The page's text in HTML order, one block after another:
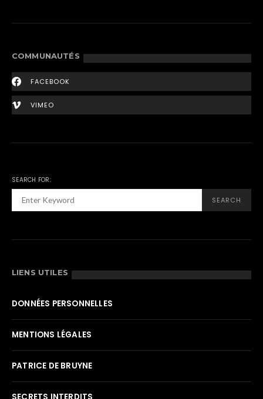
COMMUNAUTÉS
FACEBOOK
VIMEO
SEARCH FOR:
SEARCH
LIENS UTILES
DONNÉES PERSONNELLES
MENTIONS LÉGALES
PATRICE DE BRUYNE